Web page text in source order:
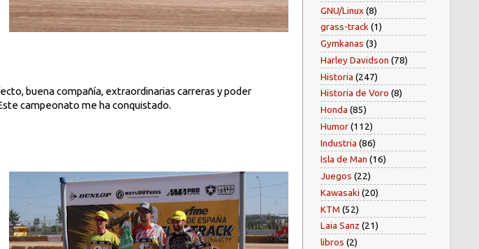
buena compañía, extraordinarias carreras y poder
campeonato me ha conquistado.
GNU/Linux(8)
grass-track(1)
Gymkanas (3)
Harley Davidson (78)
Historia (247)
Historia de Voro (8)
Honda (85)
Humor(112)
Industria (86)
Isla de Man (16)
Juegos (22)
Kawasaki (20)
KTM (52)
Laia Sanz (21)
libros (2)